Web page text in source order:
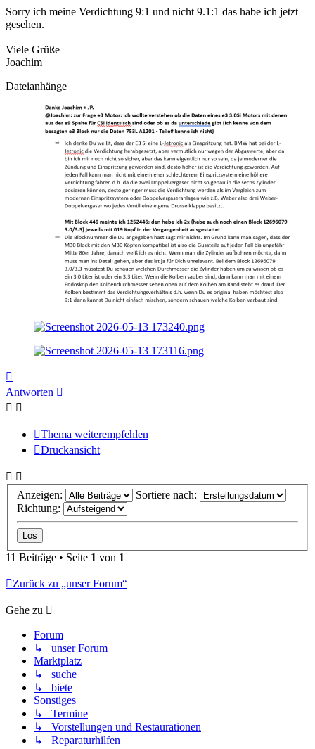
Sorry ich meine Verdichtung 9:1 und nicht 9.1:1 das habe ich jetzt
gesehen.
Viele Grüße
Joachim
Dateianhänge
oben
Antworten
Thema weiterempfehlen
Druckansicht
Anzeigen:
Sortiere nach:
Richtung:
11 Beiträge • Seite 1 von 1
Zurück zu „unser Forum“
Gehe zu
Forum
↳ unser Forum
Marktplatz
↳ suche
↳ biete
Sonstiges
↳ Termine
↳ Vorstellungen und Restaurationen
↳ Reparaturhilfen